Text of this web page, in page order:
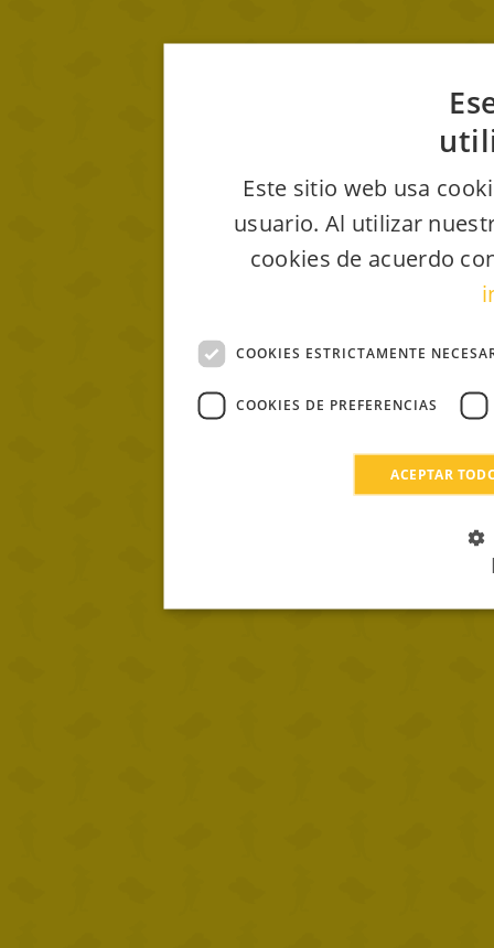
Este sitio web usa
usuario. Al utilizar
cookies de acuerdo
COOKIES ESTRICTAMENTE
COOKIES DE PREFERENCIAS
ACEPTAR